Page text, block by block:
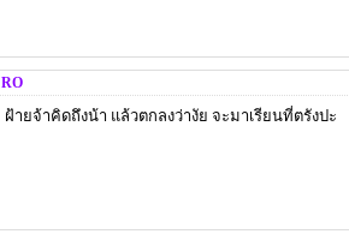
RO
ฝ้ายจ้าคิดถึงน้า แล้วตกลงว่างัย จะมาเรียนที่ตรังปะ